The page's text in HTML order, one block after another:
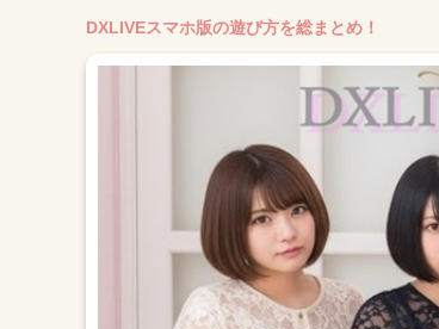
DXLIVEスマホ版の遊び方を総まとめ！